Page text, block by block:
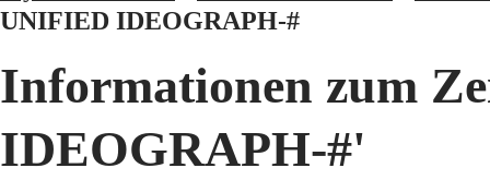
UNIFIED IDEOGRAPH-#
Informationen zum
IDEOGRAPH-#'